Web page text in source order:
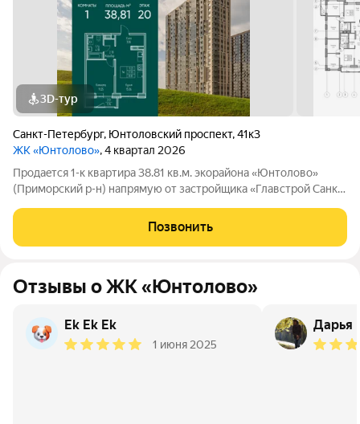
3D-тур
Санкт-Петербург, Юнтоловский проспект,41к3
ЖК «Юнтолово», 4 квартал 2026
Продаeтся 1-к квартира 38.81 кв.м. экорайона «Юнтолово»
(Приморский р-н) напрямую от застройщика «Главстрой Санкт-
и спецпредложения. Стоимость квартиры в объявлении
указaнa co cкидкой. О
Позвонить
Отзывы о ЖК «Юнтолово»
Ek Ek Ek
1 июня 2025
Дарья